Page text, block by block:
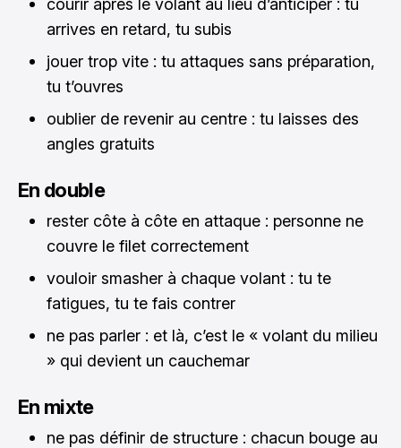
courir après le volant au lieu d’anticiper : tu
arrives en retard, tu subis
jouer trop vite : tu attaques sans préparation,
tu t’ouvres
oublier de revenir au centre : tu laisses des
angles gratuits
En double
rester côte à côte en attaque : personne ne
couvre le filet correctement
vouloir smasher à chaque volant : tu te
fatigues, tu te fais contrer
ne pas parler : et là, c’est le « volant du milieu
» qui devient un cauchemar
En mixte
ne pas définir de structure : chacun bouge au